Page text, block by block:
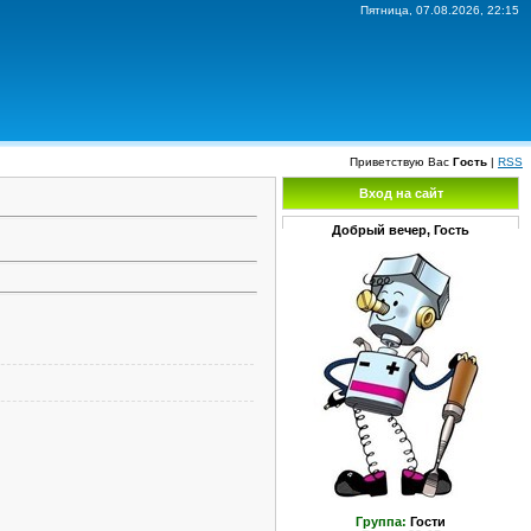
Пятница, 07.08.2026, 22:15
Приветствую Вас Гость | RSS
Вход на сайт
Добрый вечер, Гость
Группа: Гости